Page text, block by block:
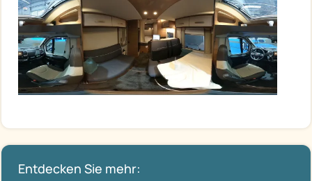
Entdecken Sie mehr: